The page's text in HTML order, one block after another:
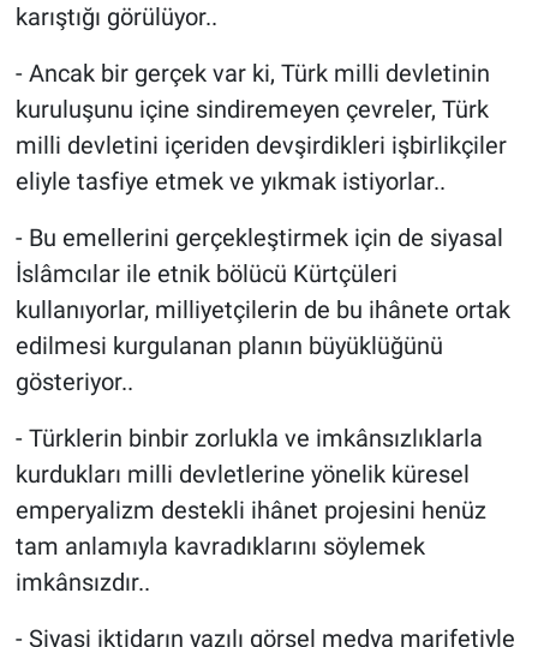
karıştığı görülüyor..
- Ancak bir gerçek var ki, Türk milli devletinin
kuruluşunu içine sindiremeyen çevreler, Türk
milli devletini içeriden devşirdikleri işbirlikçiler
eliyle tasfiye etmek ve yıkmak istiyorlar..
- Bu emellerini gerçekleştirmek için de siyasal
İslâmcılar ile etnik bölücü Kürtçüleri
kullanıyorlar, milliyetçilerin de bu ihânete ortak
edilmesi kurgulanan planın büyüklüğünü
gösteriyor..
- Türklerin binbir zorlukla ve imkânsızlıklarla
kurdukları milli devletlerine yönelik küresel
emperyalizm destekli ihânet projesini henüz
tam anlamıyla kavradıklarını söylemek
imkânsızdır..
- Siyasi iktidarın yazılı görsel medya marifetiyle